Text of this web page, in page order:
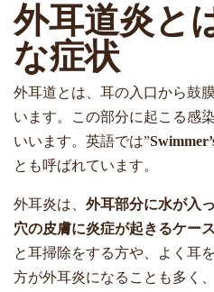
外耳道炎と
な症状
外耳道とは、耳の入口から鼓
います。この部分に起こる感
いいます。英語では”
とも呼ばれています。
外耳炎は、 外耳部分に水が入
穴の皮膚に炎症が起きるケー
と耳掃除をする方や、よく耳
方が外耳炎になることも多く